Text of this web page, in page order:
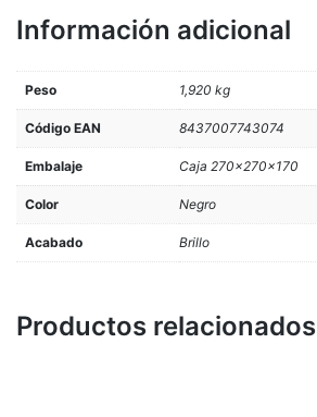
Información adicional
Peso 1,920 kg
Código EAN 8437007743074
Embalaje Caja 270x270x170
Color Negro
Acabado Brillo
Productos relacionados